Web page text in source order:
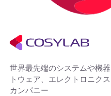
世界最先端のシステムや機
トウェア、エレクトロニク
カンパニー